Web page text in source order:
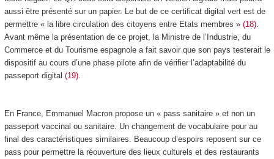
aussi être présenté sur un papier. Le but de ce certificat digital vert est de
permettre « la libre circulation des citoyens entre Etats membres » (18).
Avant même la présentation de ce projet, la Ministre de l’Industrie, du
Commerce et du Tourisme espagnole a fait savoir que son pays testerait le
dispositif au cours d’une phase pilote afin de vérifier l’adaptabilité du
passeport digital (19).
En France, Emmanuel Macron propose un « pass sanitaire » et non un
passeport vaccinal ou sanitaire. Un changement de vocabulaire pour au
final des caractéristiques similaires. Beaucoup d’espoirs reposent sur ce
pass pour permettre la réouverture des lieux culturels et des restaurants